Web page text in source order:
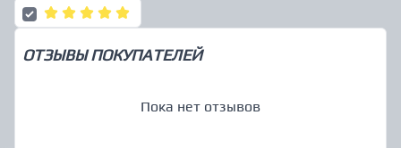
ОТЗЫВЫ ПОКУПАТЕЛЕЙ
Пока нет отзывов